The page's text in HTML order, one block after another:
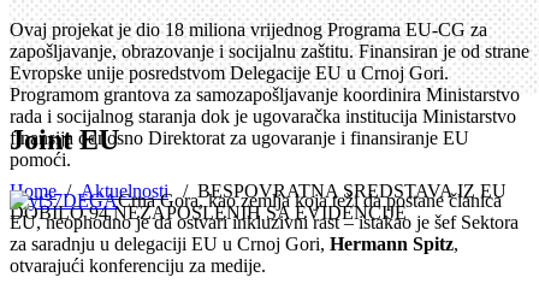
Joint EU
Home/Aktuelnosti / BESPOVRATNA SREDSTAVA IZ EU
DOBILO 94 NEZAPOSLENIH SA EVIDENCIJE
Ovaj projekat je dio 18 miliona vrijednog Programa EU-CG za
zapošljavanje, obrazovanje i socijalnu zaštitu. Finansiran je od strane
Evropske unije posredstvom Delegacije EU u Crnoj Gori.
Programom grantova za samozapošljavanje koordinira Ministarstvo
rada i socijalnog staranja dok je ugovaračka institucija Ministarstvo
finansija odnosno Direktorat za ugovaranje i finansiranje EU
pomoći.
Crna Gora, kao zemlja koja teži da postane članica
EU, neophodno je da ostvari inkluzivni rast – istakao je šef Sektora
za saradnju u delegaciji EU u Crnoj Gori, Hermann Spitz,
otvarajući konferenciju za medije.